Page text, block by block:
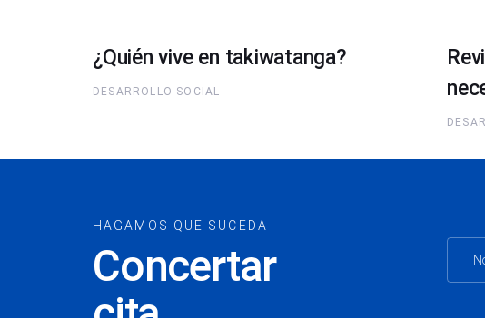
¿Quién vive en takiwatanga?
DESARROLLO SOCIAL
HAGAMOS QUE SUCEDA
Concertar